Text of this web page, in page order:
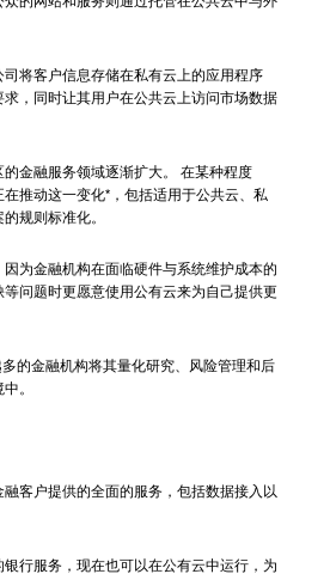
将客户信息存储在私有云上的应用程序
，同时让其用户在公共云上访问市场数据
金融服务领域逐渐扩大。 在某种程度
推动这一变化*，包括适用于公共云、私
规则标准化。
为金融机构在面临硬件与系统维护成本的
问题时更愿意使用公有云来为自己提供更
的金融机构将其量化研究、风险管理和后
。
客户提供的全面的服务，包括数据接入以
行服务，现在也可以在公有云中运行，为